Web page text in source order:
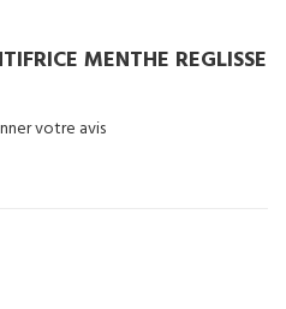
MENTHE REGLISSE
votre avis